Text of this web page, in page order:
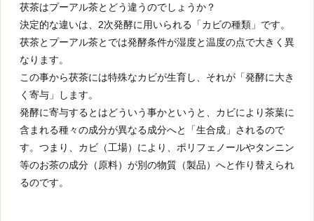
茯茶はプーアル茶とどう違うのでしょうか？
決定的な違いは、2次発酵に用いられる「カビの種類」です。
茯茶とプーアル茶とでは発酵条件が湿度と温度の点で大きく異
なります。
この事から茯茶には特殊なカビが生育し、それが「発酵に大き
く寄与」します。
発酵に寄与するとはどういう事かというと、カビにより茶葉に
含まれる種々の成分が異なる成分へと「生合成」されるので
す。つまり、カビ（工場）により、ポリフェノールやタンニン
等のお茶の成分（原料）が別の物質（製品）へと作り替えられ
るのです。